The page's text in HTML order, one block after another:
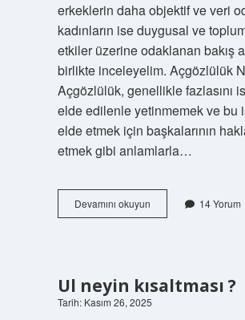
erkeklerin daha objektif ve veri
kadınların ise duygusal ve
etkiler üzerine odaklanan bakış
birlikte inceleyelim. Açgözlülük
Açgözlülük, genellikle fazlasını
elde edilenle yetinmemek ve bu
elde etmek için başkalarının
etmek gibi anlamlarla…
Devamını okuyunFişteklemek
ne
14 Yorum
Ul neyin kısaltması ?
Tarih: Kasım 26, 2025